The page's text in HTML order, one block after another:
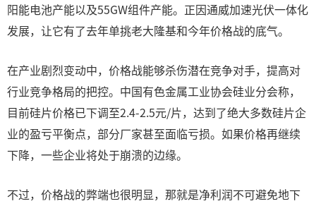
阳能电池产能以及55GW组件产能。正因通威加速光伏一体化
发展，让它有了去年单挑老大隆基和今年价格战的底气。
在产业剧烈变动中，价格战能够杀伤潜在竞争对手，提高对
行业竞争格局的把控。中国有色金属工业协会硅业分会称，
目前硅片价格已下调至2.4-2.5元/片，达到了绝大多数硅片企
业的盈亏平衡点，部分厂家甚至面临亏损。如果价格再继续
下降，一些企业将处于崩溃的边缘。
不过，价格战的弊端也很明显，那就是净利润不可避免地下